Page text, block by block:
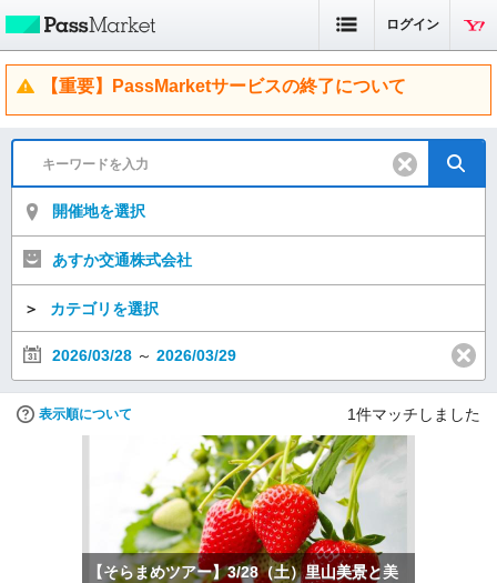
ログイン
【重要】PassMarketサービスの終了について
開催地を選択
あすか交通株式会社
＞ カテゴリを選択
2026/03/28 ～ 2026/03/29
表示順について 1件マッチしました
【そらまめツアー】3/28（土）里山美景と美